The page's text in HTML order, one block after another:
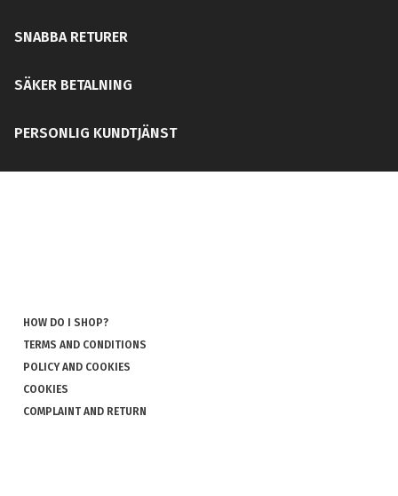
SNABBA RETURER
SÄKER BETALNING
PERSONLIG KUNDTJÄNST
HOW DO I SHOP?
TERMS AND CONDITIONS
POLICY AND COOKIES
COOKIES
COMPLAINT AND RETURN